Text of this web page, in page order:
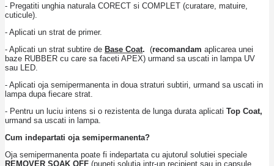
- Pregatiti unghia naturala CORECT si COMPLET (curatare, matuire,
cuticule).
- Aplicati un strat de primer.
- Aplicati un strat subtire de Base Coat. (recomandam aplicarea unei
baze RUBBER cu care sa faceti APEX) urmand sa uscati in lampa UV
sau LED.
- Aplicati oja semipermanenta in doua straturi subtiri, urmand sa uscati in
lampa dupa fiecare strat.
- Pentru un luciu intens si o rezistenta de lunga durata aplicati Top Coat,
urmand sa uscati in lampa.
Cum indepartati oja semipermanenta?
Oja semipermanenta poate fi indepartata cu ajutorul solutiei speciale
REMOVER SOAK OFF (puneti solutia intr-un recipient sau in capsule